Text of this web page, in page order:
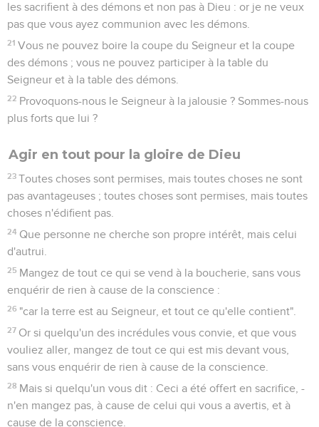
les sacrifient à des démons et non pas à Dieu : or je ne veux
pas que vous ayez communion avec les démons.
21 Vous ne pouvez boire la coupe du Seigneur et la coupe
des démons ; vous ne pouvez participer à la table du
Seigneur et à la table des démons.
22 Provoquons-nous le Seigneur à la jalousie ? Sommes-nous
plus forts que lui ?
Agir en tout pour la gloire de Dieu
23 Toutes choses sont permises, mais toutes choses ne sont
pas avantageuses ; toutes choses sont permises, mais toutes
choses n'édifient pas.
24 Que personne ne cherche son propre intérêt, mais celui
d'autrui.
25 Mangez de tout ce qui se vend à la boucherie, sans vous
enquérir de rien à cause de la conscience :
26 "car la terre est au Seigneur, et tout ce qu'elle contient".
27 Or si quelqu'un des incrédules vous convie, et que vous
vouliez aller, mangez de tout ce qui est mis devant vous,
sans vous enquérir de rien à cause de la conscience.
28 Mais si quelqu'un vous dit : Ceci a été offert en sacrifice, -
n'en mangez pas, à cause de celui qui vous a avertis, et à
cause de la conscience.